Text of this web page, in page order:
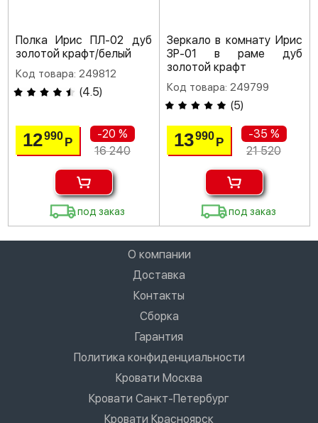
Полка Ирис ПЛ-02 дуб
золотой крафт/белый
Код товара: 249812
(4.5)
12990 Р
-20 %
16 240
под заказ
Зеркало в комнату Ирис
ЗР-01 в раме дуб
золотой крафт
Код товара: 249799
(5)
13990 Р
-35 %
21 520
под заказ
О компании
Доставка
Контакты
Сборка
Гарантия
Политика конфиденциальности
Кровати Москва
Кровати Санкт-Петербург
Кровати Красноярск